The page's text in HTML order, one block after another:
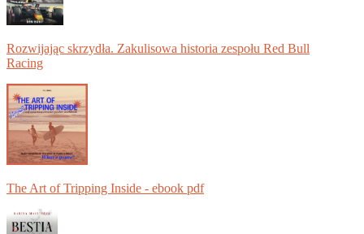
Rozwijając skrzydła. Zakulisowa historia zespołu Red Bull
Racing
The Art of Tripping Inside - ebook pdf